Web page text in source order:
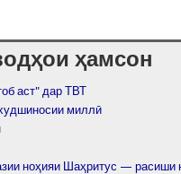
ҳамсон
аст" дар ТВТ
миллӣ
ноҳияи Шаҳритус — расиши